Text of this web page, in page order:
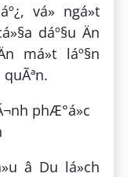
vá» ngá»t
dáº§u Än
má»t láº§n
â Du lá»ch